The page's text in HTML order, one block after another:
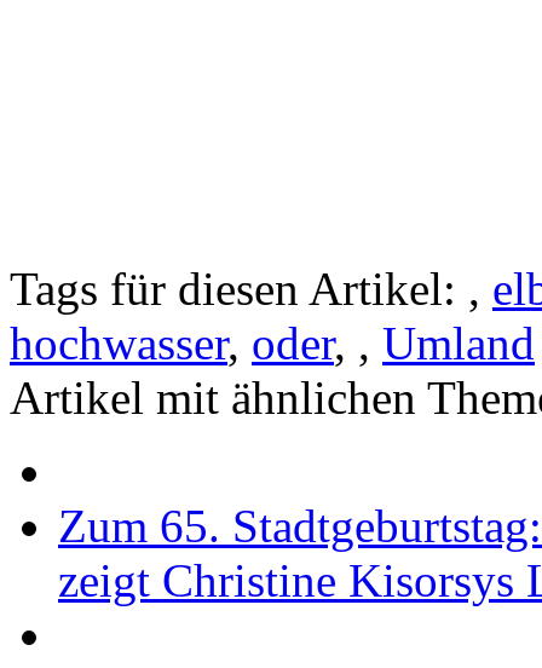
Tags für diesen Artikel: ,
hochwasser, oder, , Umland
Artikel mit ähnlichen
Zum 65.
zeigt Christine Kisorsys